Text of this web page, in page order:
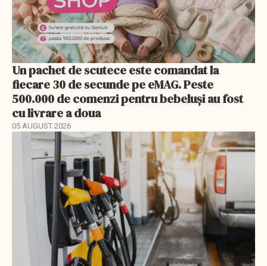
Un pachet de scutece este comandat la
fiecare 30 de secunde pe eMAG. Peste
500.000 de comenzi pentru bebeluși au fost
cu livrare a doua
05 AUGUST 2026